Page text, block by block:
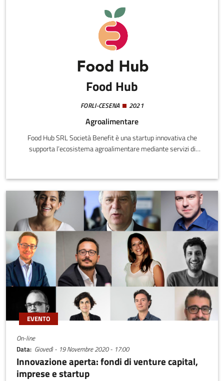
Food Hub
FORLI-CESENA 2021
Agroalimentare
Food Hub SRL Società Benefit è una startup innovativa che
supporta l’ecosistema agroalimentare mediante servizi di
del nostro settore grazie a un contributo costante e di qualità.La
vision è diventare il punto di riferimento in Italia per l’innovazione
agroalimentare.
EVENTO
On-line
Data Giovedì - 19 Novembre 2020 - 17:00
Innovazione aperta: fondi di venture capital,
imprese e startup